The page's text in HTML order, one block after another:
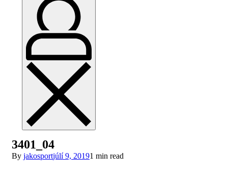
3401_04
By jakosportjúlí 9, 20191 min read